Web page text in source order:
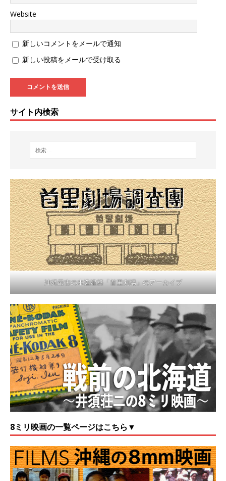
Website
新しいコメントをメールで通知
新しい投稿をメールで受け取る
サイト内検索
沖縄最古の木造建築「首里劇場」のアーカイブ
8ミリ映画の一覧ページはこちら▼